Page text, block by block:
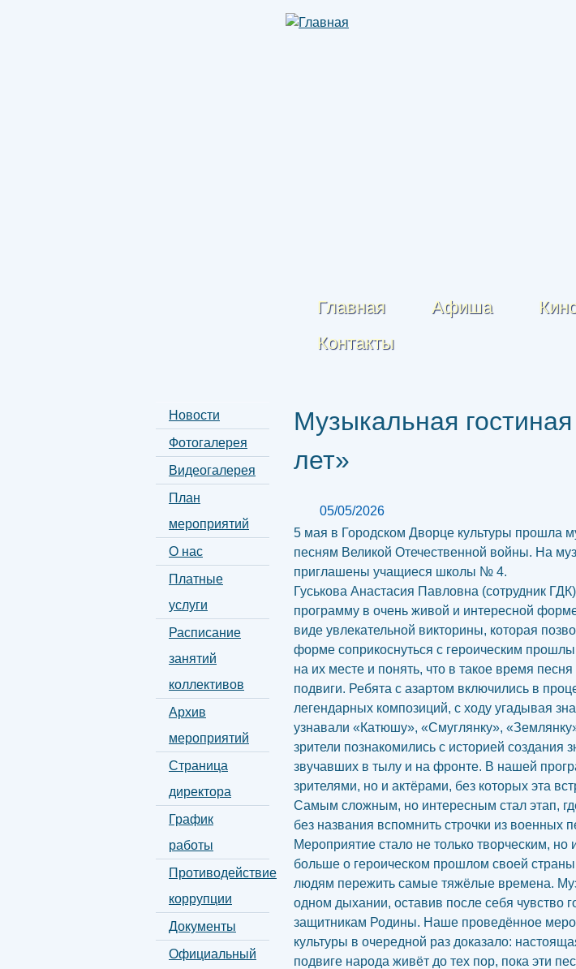
Главная Афиша
Контакты
Новости
Фотогалерея
Видеогалерея
План
мероприятий
О нас
Платные
услуги
Расписание
занятий
коллективов
Архив
мероприятий
Страница
директора
График
работы
Противодействие
коррупции
Документы
Официальный
Музыкальная
лет»
05/05/2026
5 мая в Городском Дворце культуры прошла
песням Великой Отечественной войны. На
приглашены учащиеся школы № 4.
Гуськова Анастасия Павловна (сотрудник
программу в очень живой и интересной
виде увлекательной викторины, которая
форме соприкоснуться с героическим
на их месте и понять, что в такое время
подвиги. Ребята с азартом включились в
легендарных композиций, с ходу угадывая
узнавали «Катюшу», «Смуглянку»,
зрители познакомились с историей создания
звучавших в тылу и на фронте. В нашей
зрителями, но и актёрами, без которых эта
Самым сложным, но интересным стал этап,
без названия вспомнить строчки из военных
Мероприятие стало не только творческим, но
больше о героическом прошлом своей
людям пережить самые тяжёлые времена.
одном дыхании, оставив после себя чувство
защитникам Родины. Наше проведённое
культуры в очередной раз доказало:
подвиге народа живёт до тех пор, пока эти